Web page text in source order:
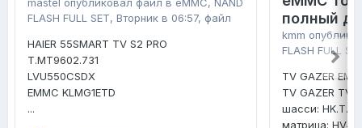
mastel опубликовал файл в eMMC, NAND
FLASH FULL SET, Вторник в 06:57, файл
HAIER 55SMART TV S2 PRO
T.MT9602.731
LVU550CSDX
EMMC KLMG1ETD
...
полный
kmm
FLASH FULL
TV GAZER
TV GAZER
шасси:
матрица: